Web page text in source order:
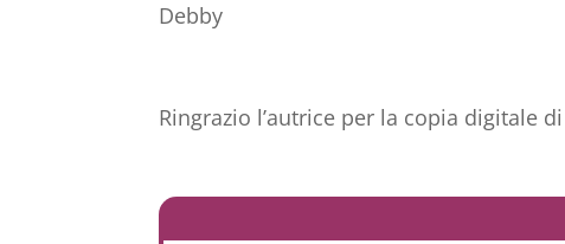
Debby
Ringrazio l’autrice per la copia digitale